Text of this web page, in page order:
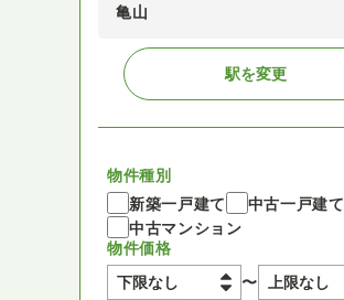
亀山
駅を変更
物件種別
新築一戸建て
中古一戸建て
中古マンション
物件価格
〜